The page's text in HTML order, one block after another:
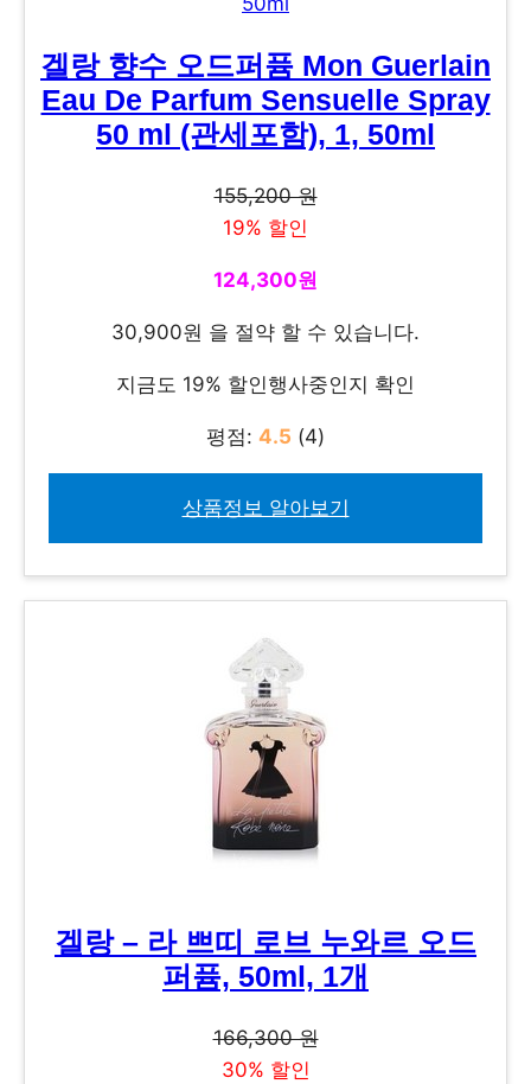
겔랑 향수 오드퍼퓸 Mon Guerlain
Eau De Parfum Sensuelle Spray
50 ml (관세포함), 1, 50ml
155,200 원
19% 할인
124,300원
30,900원 을 절약 할 수 있습니다.
지금도 19% 할인행사중인지 확인
평점: 4.5 (4)
상품정보 알아보기
겔랑 – 라 쁘띠 로브 누와르 오드
퍼퓸, 50ml, 1개
166,300 원
30% 할인